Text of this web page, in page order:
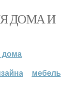
ДОМА И
дома
мебель